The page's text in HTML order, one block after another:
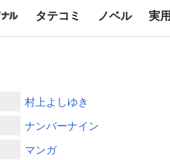
タテコミ ノベル 実
村上よしゆき
ナンバーナイン
マンガ